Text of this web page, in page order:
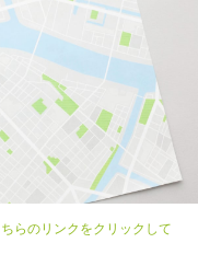
らのリンクをクリックして